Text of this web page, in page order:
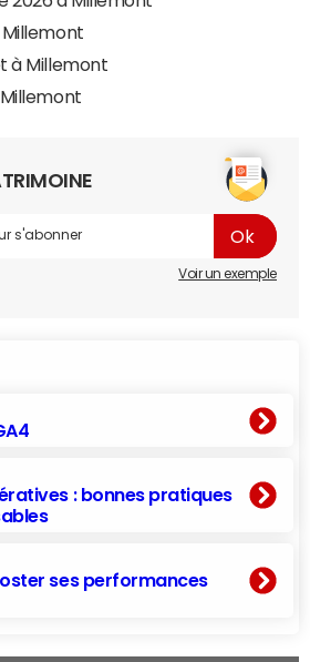
Millemont
à Millemont
Millemont
Voir un exemple
: bonnes pratiques
ses performances